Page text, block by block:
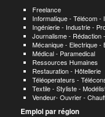
Freelance
Informatique - Télécom -
Ingénierie - Industrie -
Journalisme - Rédaction
Mécanique - Electrique -
Médical - Paramedical
Ressources Humaines
Restauration - Hôtellerie
Téléoperateurs -
Textile - Styliste -
Vendeur- Ouvrier -
Emploi par région